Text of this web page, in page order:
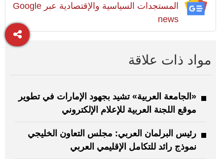
المستجدات السياسية والإقتصادية عبر Google
news
مواد ذات علاقة
«الجامعة العربية» تشيد بجهود الإمارات في تطوير
موقع اللجنة العربية للإعلام الإلكتروني
رئيس البرلمان العربي: مجلس التعاون الخليجي
نموذج رائد للتكامل الإقليمي العربي